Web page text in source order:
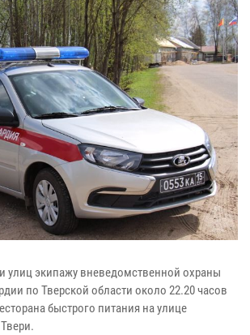
улиц экипажу вневедомственной охраны
по Тверской области около 22.20 часов
быстрого питания на улице